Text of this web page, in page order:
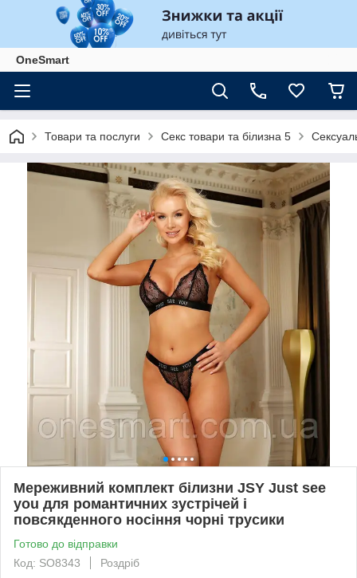
OneSmart
Товари та послуги Секс товари та білизна 5
Мереживний комплект білизни JSY Just see
you для романтичних зустрічей і
повсякденного носіння чорні трусики
Готово до відправки
Код: SO8343
Роздріб